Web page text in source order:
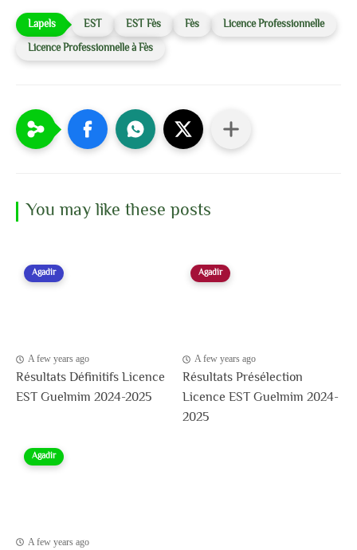
EST EST Fès Fès
Licence Professionnelle
Licence Professionnelle à Fès
You may like these posts
Agadir
A few years ago
Résultats Définitifs Licence
EST Guelmim 2024-2025
Agadir
A few years ago
Résultats Présélection
Licence EST Guelmim 2024-
2025
Agadir
A few years ago